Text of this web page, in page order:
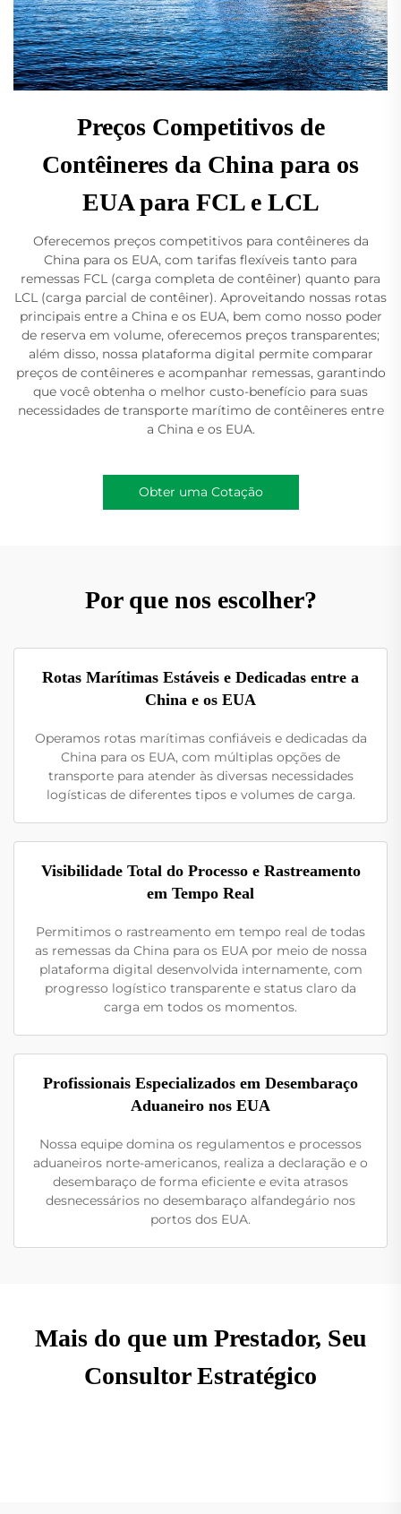
Preços Competitivos de
Contêineres da China para os
EUA para FCL e LCL
Oferecemos preços competitivos para contêineres da
China para os EUA, com tarifas flexíveis tanto para
remessas FCL (carga completa de contêiner) quanto para
LCL (carga parcial de contêiner). Aproveitando nossas rotas
principais entre a China e os EUA, bem como nosso poder
de reserva em volume, oferecemos preços transparentes;
além disso, nossa plataforma digital permite comparar
preços de contêineres e acompanhar remessas, garantindo
que você obtenha o melhor custo-benefício para suas
necessidades de transporte marítimo de contêineres entre
a China e os EUA.
Obter uma Cotação
Por que nos escolher?
Rotas Marítimas Estáveis e Dedicadas entre a
China e os EUA
Operamos rotas marítimas confiáveis e dedicadas da
China para os EUA, com múltiplas opções de
transporte para atender às diversas necessidades
logísticas de diferentes tipos e volumes de carga.
Visibilidade Total do Processo e Rastreamento
em Tempo Real
Permitimos o rastreamento em tempo real de todas
as remessas da China para os EUA por meio de nossa
plataforma digital desenvolvida internamente, com
progresso logístico transparente e status claro da
carga em todos os momentos.
Profissionais Especializados em Desembaraço
Aduaneiro nos EUA
Nossa equipe domina os regulamentos e processos
aduaneiros norte-americanos, realiza a declaração e o
desembaraço de forma eficiente e evita atrasos
desnecessários no desembaraço alfandegário nos
portos dos EUA.
Mais do que um Prestador, Seu
Consultor Estratégico